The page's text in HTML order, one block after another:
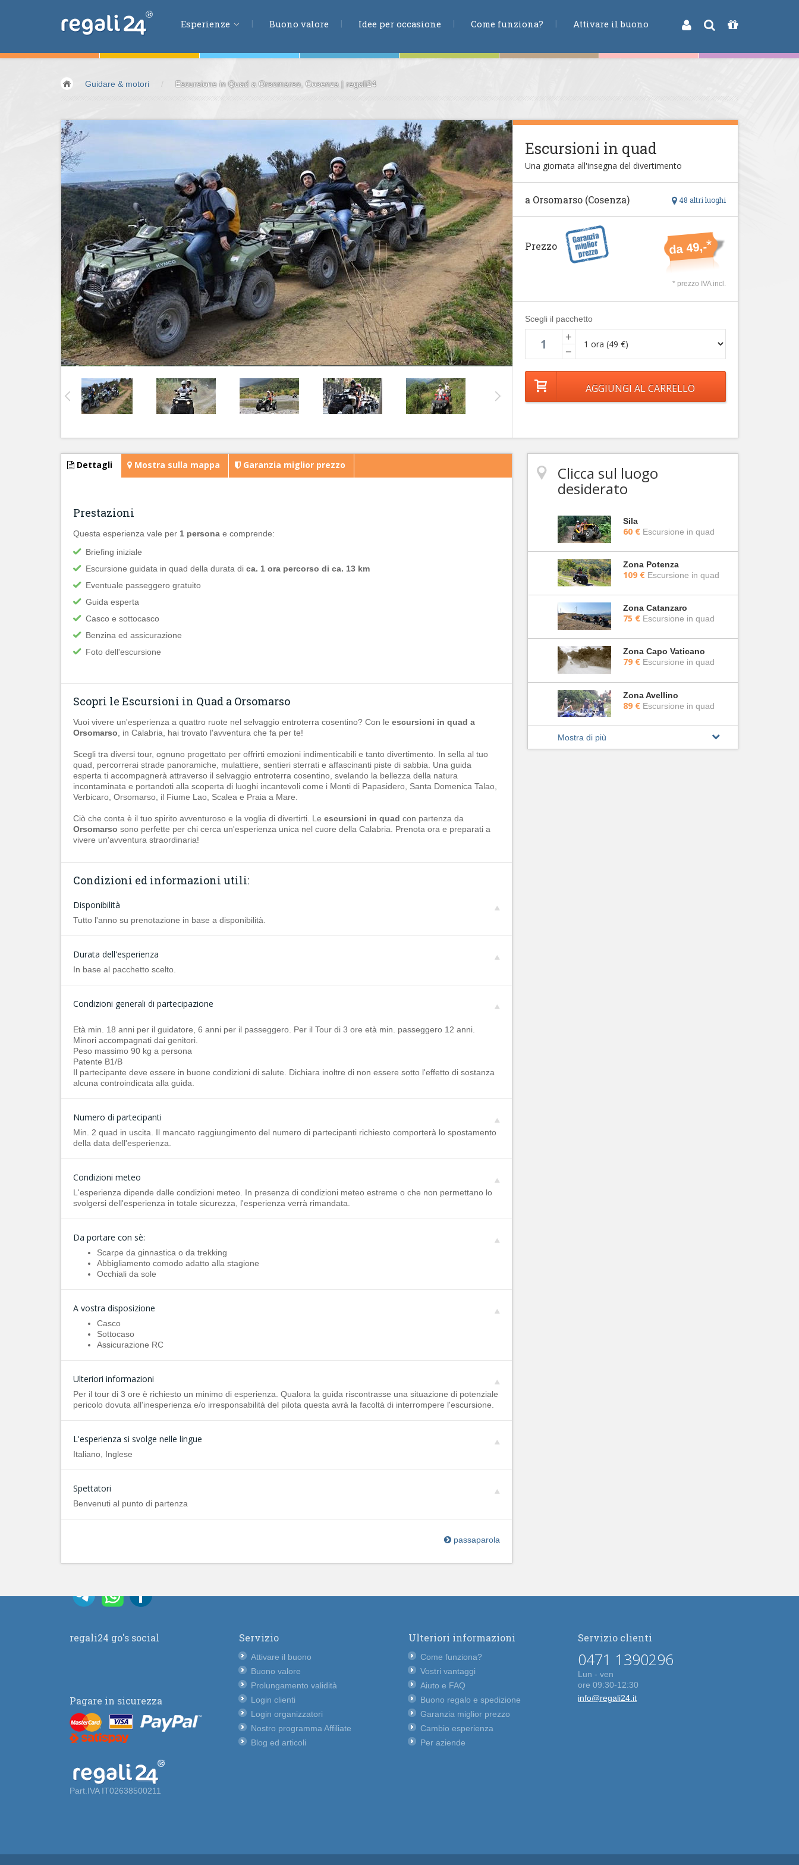
Esperienze
Volare & spazio
Mangiare &bere
Benessere &salute
Acqua &vento
Lifestyle &fantasia
Kids & Family
Pernottamenti
Buono valore Idee per occasione Come funziona? Attivare il buono
Guidare & motori / Escursione in Quad a Orsomarso, Cosenza | regali24
Escursioni in quad
Una giornata all'insegna del divertimento
48 altri luoghi
a Orsomarso (Cosenza)
da 49,-*
Prezzo
* prezzo IVA incl.
Scegli il pacchetto
+
−
Dettagli Mostra sulla mappa Garanzia miglior prezzo
Prestazioni
Questa esperienza vale per 1 persona e comprende:
Briefing iniziale
Escursione guidata in quad della durata di ca. 1 ora percorso di ca. 13 km
Eventuale passeggero gratuito
Guida esperta
Casco e sottocasco
Benzina ed assicurazione
Foto dell'escursione
Scopri le Escursioni in Quad a Orsomarso
Vuoi vivere un'esperienza a quattro ruote nel selvaggio entroterra cosentino? Con le escursioni in quad a
Orsomarso , in Calabria, hai trovato l'avventura che fa per te!
Scegli tra diversi tour, ognuno progettato per offrirti emozioni indimenticabili e tanto divertimento. In sella al tuo
quad, percorrerai strade panoramiche, mulattiere, sentieri sterrati e affascinanti piste di sabbia. Una guida
esperta ti accompagnerà attraverso il selvaggio entroterra cosentino, svelando la bellezza della natura
incontaminata e portandoti alla scoperta di luoghi incantevoli come i Monti di Papasidero, Santa Domenica Talao,
Verbicaro, Orsomarso, il Fiume Lao, Scalea e Praia a Mare.
Ciò che conta è il tuo spirito avventuroso e la voglia di divertirti. Le escursioni in quad con partenza da
Orsomarso sono perfette per chi cerca un'esperienza unica nel cuore della Calabria. Prenota ora e preparati a
vivere un'avventura straordinaria!
Condizioni ed informazioni utili:
Disponibilità
Tutto l'anno su prenotazione in base a disponibilità.
Durata dell'esperienza
In base al pacchetto scelto.
Condizioni generali di partecipazione
Età min. 18 anni per il guidatore, 6 anni per il passeggero. Per il Tour di 3 ore età min. passeggero 12 anni.
Minori accompagnati dai genitori.
Peso massimo 90 kg a persona
Patente B1/B
Il partecipante deve essere in buone condizioni di salute. Dichiara inoltre di non essere sotto l'effetto di sostanza
alcuna controindicata alla guida.
Numero di partecipanti
Min. 2 quad in uscita. Il mancato raggiungimento del numero di partecipanti richiesto comporterà lo spostamento
della data dell'esperienza.
Condizioni meteo
L'esperienza dipende dalle condizioni meteo. In presenza di condizioni meteo estreme o che non permettano lo
svolgersi dell'esperienza in totale sicurezza, l'esperienza verrà rimandata.
Da portare con sè:
Scarpe da ginnastica o da trekking
Abbigliamento comodo adatto alla stagione
Occhiali da sole
A vostra disposizione
Casco
Sottocaso
Assicurazione RC
Ulteriori informazioni
Per il tour di 3 ore è richiesto un minimo di esperienza. Qualora la guida riscontrasse una situazione di potenziale
pericolo dovuta all'inesperienza e/o irresponsabilità del pilota questa avrà la facoltà di interrompere l'escursione.
L'esperienza si svolge nelle lingue
Italiano, Inglese
Spettatori
Benvenuti al punto di partenza
passaparola
Clicca sul luogo
desiderato
Sila
60 € Escursione in quad
Zona Potenza
109 € Escursione in quad
Zona Catanzaro
75 € Escursione in quad
Zona Capo Vaticano
79 € Escursione in quad
Zona Avellino
89 € Escursione in quad
Mostra di più
regali24 go's social
Pagare in sicurezza
Part.IVA IT02638500211
Servizio
Attivare il buono
Buono valore
Prolungamento validità
Login clienti
Login organizzatori
Nostro programma Affiliate
Blog ed articoli
Ulteriori informazioni
Come funziona?
Vostri vantaggi
Aiuto e FAQ
Buono regalo e spedizione
Garanzia miglior prezzo
Cambio esperienza
Per aziende
Servizio clienti
0471 1390296
Lun - ven
ore 09:30-12:30
info@regali24.it